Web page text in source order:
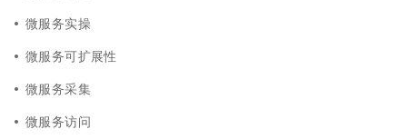
微服务实操
微服务可扩展性
微服务采集
微服务访问